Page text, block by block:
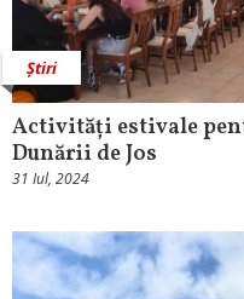
Știri
Activități estivale
Dunării de Jos
31 Iul, 2024